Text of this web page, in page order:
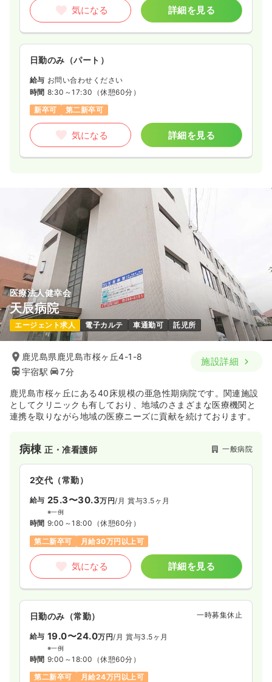
気になる 詳細を見る
日勤のみ（パート）
給与 お問い合わせください
時間 8:30～17:30 （休憩60分）
新卒可
第二新卒可
気になる 詳細を見る
医療法人健幸会
天辰病院
エージェント求人 電子カルテ 車通勤可 託児所
鹿児島県鹿児島市桜ヶ丘4-1-8
宇宿駅
7分
施設詳細
鹿児島市桜ヶ丘にある40床規模の亜急性期病院です。関連施設
としてクリニックも有しており、地域のさまざまな医療機関と
連携を取りながら地域の医療ニーズに貢献を続けております。
病棟正・准看護師 一般病院
2交代（常勤）
給与 25.3〜30.3万円/月 賞与3.5ヶ月
※一例
時間 9:00～18:00 （休憩60分）
第二新卒可
月給30万円以上可
気になる 詳細を見る
日勤のみ（常勤） 一時募集休止
給与 19.0〜24.0万円/月 賞与3.5ヶ月
※一例
時間 9:00～18:00 （休憩60分）
第二新卒可
月給24万円以上可